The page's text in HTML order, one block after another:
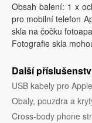
Obsah balení: 1 x
pro mobilní telefon
skla na čočku
Fotografie skla
Další
USB kabely pro
Obaly, pouzdra a
Cross-body phone